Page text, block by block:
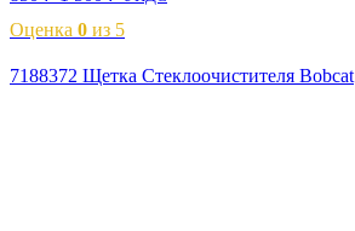
Оценка 0 из 5
7188372 Щетка Стеклоочистителя Bobcat